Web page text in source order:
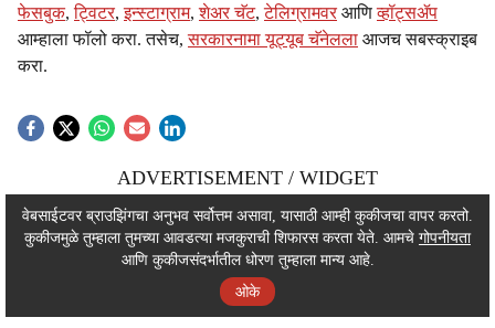
फेसबुक,ट्विटर,इन्स्टाग्राम,शेअर चॅट,टेलिग्रामवर आणिव्हॉट्सॲप
आम्हाला फॉलो करा. तसेच,सरकारनामा यूट्यूब चॅनेलला आजच सबस्क्राइब
करा.
ADVERTISEMENT / WIDGET
ADVERTISEMENT / WIDGET
ADVERTISEMENT / WIDGET
वेबसाईटवर ब्राउझिंगचा अनुभव सर्वोत्तम असावा, यासाठी आम्ही कुकीजचा वापर करतो.
कुकीजमुळे तुम्हाला तुमच्या आवडत्या मजकुराची शिफारस करता येते. आमचे गोपनीयता
आणि कुकीजसंदर्भातील धोरण तुम्हाला मान्य आहे.
ओके